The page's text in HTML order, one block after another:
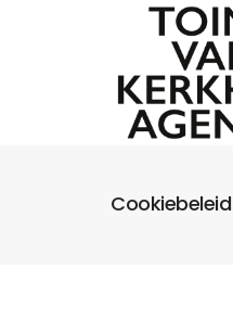
Cookiebeleid